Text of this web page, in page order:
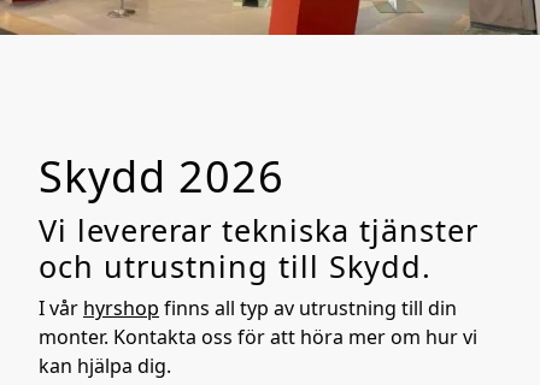
Skydd 2026
Vi levererar tekniska tjänster
och utrustning till Skydd.
I vår hyrshop finns all typ av utrustning till din
monter. Kontakta oss för att höra mer om hur vi
kan hjälpa dig.